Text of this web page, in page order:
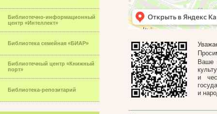
Библиотечно-информационный
центр «Интеллект»
Библиотека семейная «БИАР»
Библиотечный центр «Книжный
порт»
Библиотека-репозитарий
Ваше
и
и